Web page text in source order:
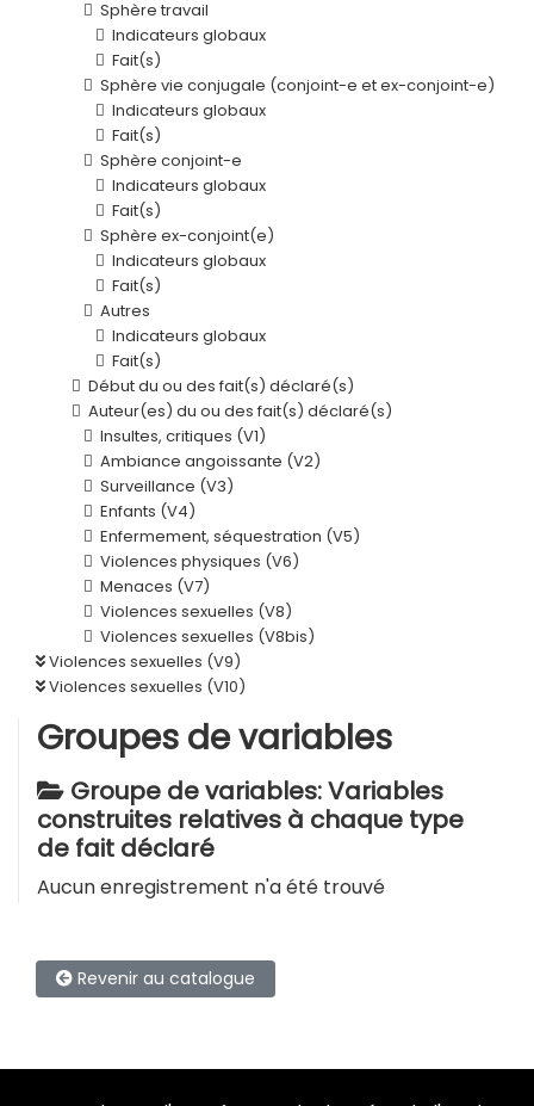
Sphère travail
Indicateurs globaux
Fait(s)
Sphère vie conjugale (conjoint-e et ex-conjoint-e)
Indicateurs globaux
Fait(s)
Sphère conjoint-e
Indicateurs globaux
Fait(s)
Sphère ex-conjoint(e)
Indicateurs globaux
Fait(s)
Autres
Indicateurs globaux
Fait(s)
Début du ou des fait(s) déclaré(s)
Auteur(es) du ou des fait(s) déclaré(s)
Insultes, critiques (V1)
Ambiance angoissante (V2)
Surveillance (V3)
Enfants (V4)
Enfermement, séquestration (V5)
Violences physiques (V6)
Menaces (V7)
Violences sexuelles (V8)
Violences sexuelles (V8bis)
Violences sexuelles (V9)
Violences sexuelles (V10)
Groupes de variables
Groupe de variables: Variables
construites relatives à chaque type
de fait déclaré
Aucun enregistrement n'a été trouvé
Revenir au catalogue